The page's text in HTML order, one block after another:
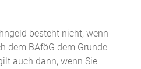
besteht nicht, wenn
dem BAföG dem Grunde
auch dann, wenn Sie